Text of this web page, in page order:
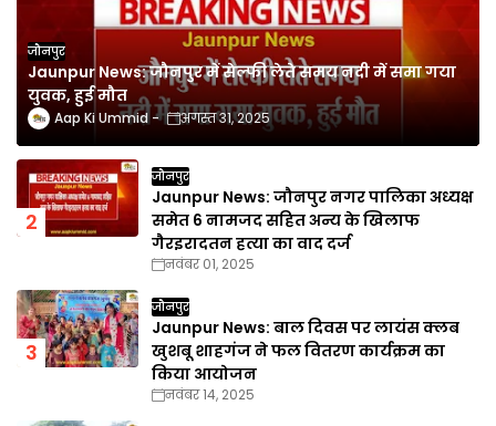
जौनपुर
Jaunpur News: जौनपुर में सेल्फी लेते समय नदी में समा गया
युवक, हुई मौत
Aap Ki Ummid अगस्त 31, 2025
जौनपुर
Jaunpur News: जौनपुर नगर पालिका अध्यक्ष
समेत 6 नामजद सहित अन्य के खिलाफ
गैरइरादतन हत्या का वाद दर्ज
नवंबर 01, 2025
जौनपुर
Jaunpur News: बाल दिवस पर लायंस क्लब
खुशबू शाहगंज ने फल वितरण कार्यक्रम का
किया आयोजन
नवंबर 14, 2025